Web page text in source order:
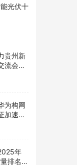
光伏十
贵州新
会在
为构网
速新
年
排名再